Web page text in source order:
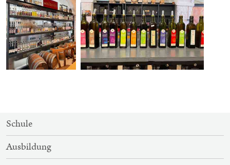
SITEMAP-
NAVIGATION
Schule
Ausbildung